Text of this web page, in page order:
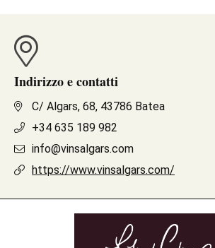
Indirizzo e contatti
C/ Algars, 68, 43786 Batea
+34 635 189 982
info@vinsalgars.com
https://www.vinsalgars.com/